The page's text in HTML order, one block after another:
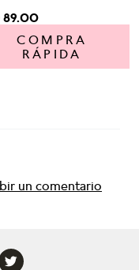
89.00
COMPRA
RÁPIDA
un comentario